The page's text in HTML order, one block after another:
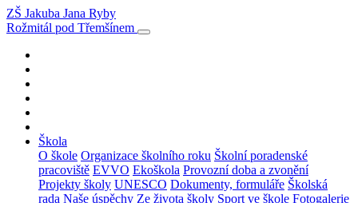
ZŠ Jakuba Jana Ryby
Rožmitál pod Třemšínem
Škola
O škole Organizace školního roku Školní poradenské
pracoviště EVVO Ekoškola Provozní doba a zvonění
Projekty školy UNESCO Dokumenty, formuláře Školská
rada Naše úspěchy Ze života školy Sport ve škole Fotogalerie